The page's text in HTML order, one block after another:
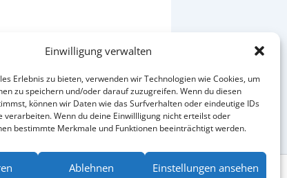
Einwilligung verwalten
Erlebnis zu bieten, verwenden wir Technologien wie Cookies, um
zu speichern und/oder darauf zuzugreifen. Wenn du diesen
können wir Daten wie das Surfverhalten oder eindeutige IDs
verarbeiten. Wenn du deine Einwillligung nicht erteilst oder
bestimmte Merkmale und Funktionen beeinträchtigt werden.
Ablehnen Einstellungen ansehen
Repair-Café am 13.09.2025